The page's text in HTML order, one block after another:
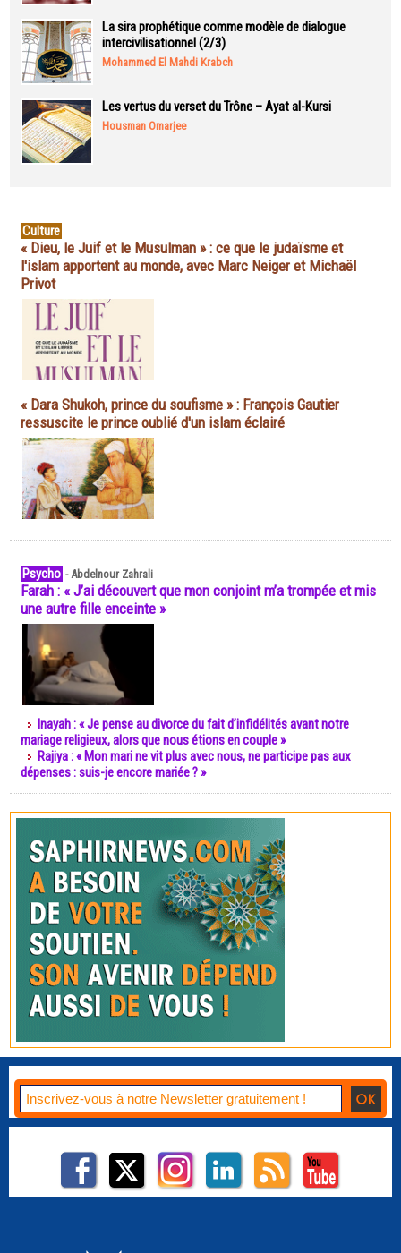
La sira prophétique comme modèle de dialogue
intercivilisationnel (2/3)
Mohammed El Mahdi Krabch
Les vertus du verset du Trône – Ayat al-Kursi
Housman Omarjee
Culture
« Dieu, le Juif et le Musulman » : ce que le judaïsme et
l'islam apportent au monde, avec Marc Neiger et Michaël
Privot
« Dara Shukoh, prince du soufisme » : François Gautier
ressuscite le prince oublié d'un islam éclairé
Psycho -Abdelnour Zahrali
Farah : « J’ai découvert que mon conjoint m’a trompée et mis
une autre fille enceinte »
Inayah : « Je pense au divorce du fait d’infidélités avant notre
mariage religieux, alors que nous étions en couple »
Rajiya : « Mon mari ne vit plus avec nous, ne participe pas aux
dépenses : suis-je encore mariée ? »